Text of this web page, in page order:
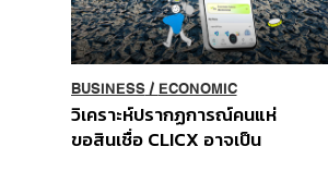
BUSINESS/ ECONOMIC
วิเคราะห์ปรากฏการณ์คนแห่
ขอสินเชื่อ CLICX อาจเป็น